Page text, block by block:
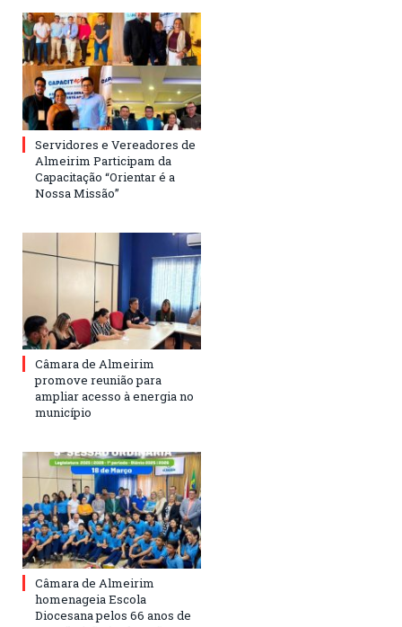
Servidores e Vereadores de
Almeirim Participam da
Capacitação “Orientar é a
Nossa Missão”
Câmara de Almeirim
promove reunião para
ampliar acesso à energia no
município
Câmara de Almeirim
homenageia Escola
Diocesana pelos 66 anos de